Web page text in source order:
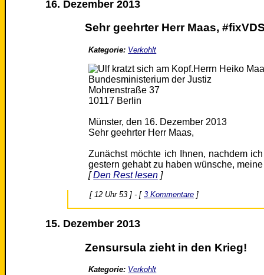
16. Dezember 2013
Sehr geehrter Herr Maas,
Kategorie: Verkohlt
Herrn Heiko
Bundesministerium der Justiz
Mohrenstraße 37
10117 Berlin
Münster, den 16. Dezember 2013
Sehr geehrter Herr Maas,
Zunächst möchte ich Ihnen, nachdem
gestern gehabt zu haben wünsche,
[Den Rest lesen ]
[ 12 Uhr 53 ] - [3 Kommentare ]
15. Dezember 2013
Zensursula zieht in den Krieg!
Kategorie: Verkohlt